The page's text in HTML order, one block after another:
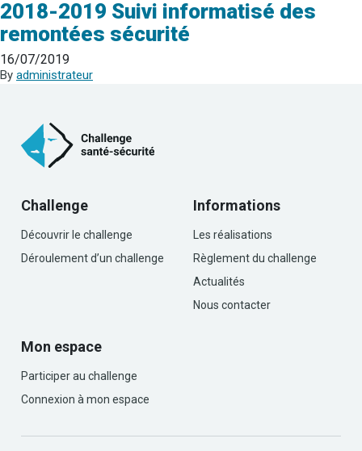
2018-2019 Suivi informatisé des
remontées sécurité
16/07/2019
By administrateur
Challenge
Découvrir le challenge
Déroulement d’un challenge
Informations
Les réalisations
Règlement du challenge
Actualités
Nous contacter
Mon espace
Participer au challenge
Connexion à mon espace